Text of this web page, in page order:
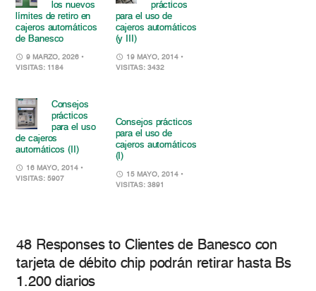
los nuevos
límites de retiro en
cajeros automáticos
de Banesco
9 MARZO, 2026 •
VISITAS: 1184
prácticos
para el uso de
cajeros automáticos
(y III)
19 MAYO, 2014 •
VISITAS: 3432
Consejos
prácticos
para el uso
de cajeros
automáticos (II)
16 MAYO, 2014 •
VISITAS: 5907
Consejos prácticos
para el uso de
cajeros automáticos
(I)
15 MAYO, 2014 •
VISITAS: 3891
48 Responses to Clientes de Banesco con
tarjeta de débito chip podrán retirar hasta Bs
1.200 diarios